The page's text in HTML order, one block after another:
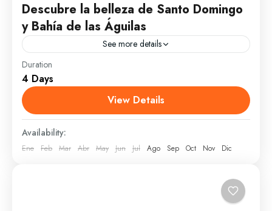
Descubre la belleza de Santo Domingo
y Bahía de las Águilas
See more details
Este tour de permite conocer mediante una
experiencia inmersiva y extensiva los principales
recursos naturales de la provincia de Barahona y una
piedra preciosa que...
Pedernales
1 Person
Duration
4 Days
View Details
Availability:
Ene Feb Mar Abr May Jun Jul Ago Sep Oct Nov Dic